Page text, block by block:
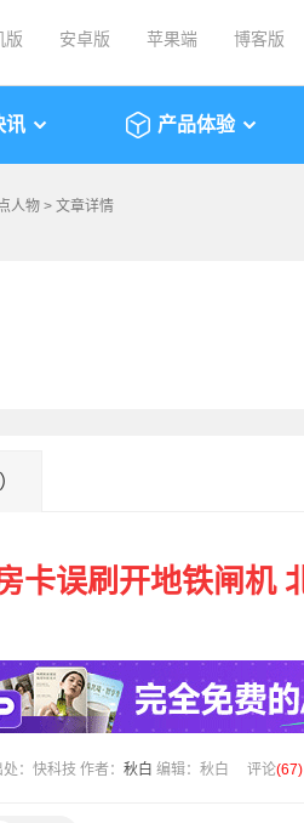
版 安卓版 苹果端 博客版
讯 产品体验
人物 > 文章详情
）
卡误刷开地铁闸机
：快科技 作者： 秋白 编辑：秋白 评论(67)